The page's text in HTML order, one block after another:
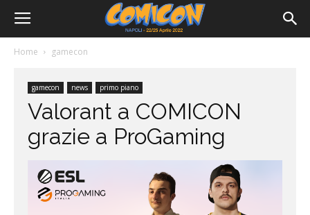
Home gamecon
gamecon news primo piano
Valorant a COMICON
grazie a ProGaming